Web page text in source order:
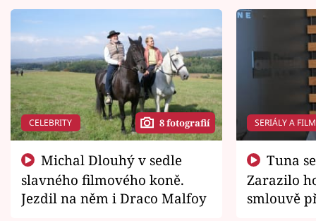
Sledujte nás
CELEBRITY 8 fotografií
slavného filmového koně.
Jezdil na něm i Draco Malfoy
SERIÁLY A
Zarazilo
smlouvě